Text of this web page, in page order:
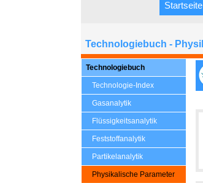
Startseite
Technologiebuch -
Technologiebuch
Technologie-Index
Gasanalytik
Flüssigkeitsanalytik
Feststoffanalytik
Partikelanalytik
Physikalische Parameter